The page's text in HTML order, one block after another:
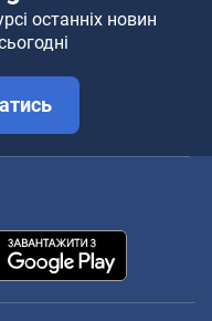
останніх новин